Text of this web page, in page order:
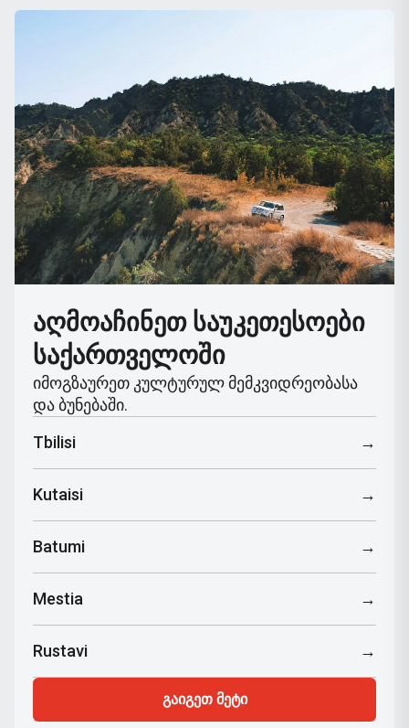
აღმოაჩინეთ საუკეთესოები
საქართველოში
იმოგზაურეთ კულტურულ მემკვიდრეობასა
და ბუნებაში.
Tbilisi
→
Kutaisi →
Batumi →
Mestia →
Rustavi →
გაიგეთ მეტი